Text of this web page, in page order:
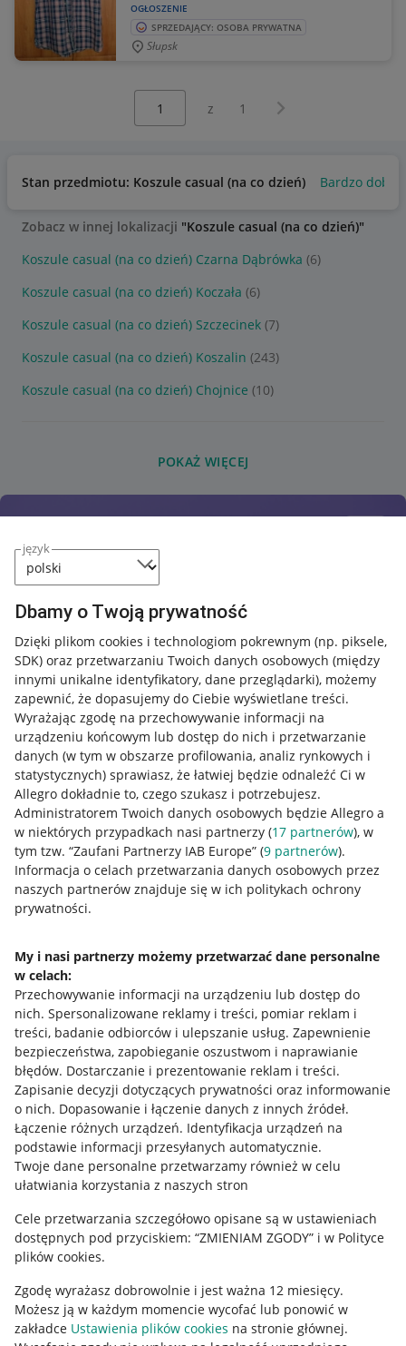
język
Dbamy o Twoją prywatność
Dzięki plikom cookies i technologiom pokrewnym (np. piksele,
SDK) oraz przetwarzaniu Twoich danych osobowych (między
innymi unikalne identyfikatory, dane przeglądarki), możemy
zapewnić, że dopasujemy do Ciebie wyświetlane treści.
Wyrażając zgodę na przechowywanie informacji na
urządzeniu końcowym lub dostęp do nich i przetwarzanie
danych (w tym w obszarze profilowania, analiz rynkowych i
statystycznych) sprawiasz, że łatwiej będzie odnaleźć Ci w
Allegro dokładnie to, czego szukasz i potrzebujesz.
Administratorem Twoich danych osobowych będzie Allegro a
w niektórych przypadkach nasi partnerzy (17 partnerów), w
tym tzw. “Zaufani Partnerzy IAB Europe” (9 partnerów).
Informacja o celach przetwarzania danych osobowych przez
naszych partnerów znajduje się w ich politykach ochrony
prywatności.
My i nasi partnerzy możemy przetwarzać dane personalne
w celach:
Przechowywanie informacji na urządzeniu lub dostęp do
nich. Spersonalizowane reklamy i treści, pomiar reklam i
treści, badanie odbiorców i ulepszanie usług. Zapewnienie
bezpieczeństwa, zapobieganie oszustwom i naprawianie
błędów. Dostarczanie i prezentowanie reklam i treści.
Zapisanie decyzji dotyczących prywatności oraz informowanie
o nich. Dopasowanie i łączenie danych z innych źródeł.
Łączenie różnych urządzeń. Identyfikacja urządzeń na
podstawie informacji przesyłanych automatycznie.
Twoje dane personalne przetwarzamy również w celu
ułatwiania korzystania z naszych stron
Cele przetwarzania szczegółowo opisane są w ustawieniach
dostępnych pod przyciskiem: “ZMIENIAM ZGODY” i w Polityce
plików cookies.
Zgodę wyrażasz dobrowolnie i jest ważna 12 miesięcy.
Możesz ją w każdym momencie wycofać lub ponowić w
zakładce Ustawienia plików cookies na stronie głównej.
OGŁOSZENIE
SPRZEDAJĄCY: OSOBA PRYWATNA
Słupsk
z 1 Następna strona
Stan przedmiotu: Koszule casual (na co dzień) Bardzo dobry
Zobacz w innej lokalizacji "Koszule casual (na co dzień)"
Koszule casual (na co dzień) Czarna Dąbrówka (6)
Koszule casual (na co dzień) Koczała (6)
Koszule casual (na co dzień) Szczecinek (7)
Koszule casual (na co dzień) Koszalin (243)
Koszule casual (na co dzień) Chojnice (10)
POKAŻ WIĘCEJ
Przydatne informacje
Jak to działa
Allegro Gadane dla sprzedających
Allegro Gadane dla kupujących
Mapa miejscowości
Informacje prawne
Regulamin
Polityka plików "cookies"
Ustawienia plików "cookies"
Udostępnianie lokalizacji
Informacje dla Aktu o Usługach Cyfrowych
Pobierz aplikację